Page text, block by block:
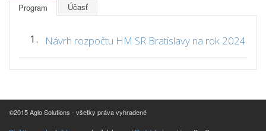
Program Účasť
1. Návrh rozpočtu HM SR Bratislavy na rok 2024
©2015 Aglo Solutions - všetky práva vyhradené